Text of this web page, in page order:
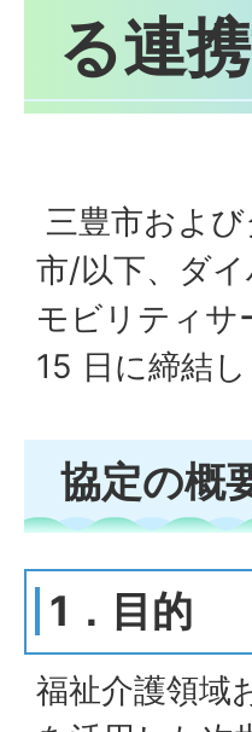
る連
三豊市およ
市/以下、ダ
モビリティサ
15 日に締結し
協定の概
1．目的
福祉介護領域